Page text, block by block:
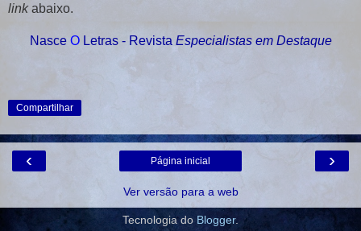
linkabaixo.
Nasce OLetras - Revista Especialistas em Destaque
Compartilhar
‹ ›
Página inicial
Ver versão para a web
Tecnologia do Blogger.